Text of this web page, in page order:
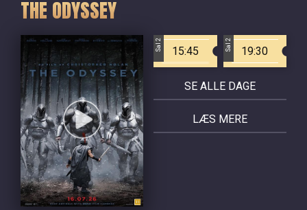
THE ODYSSEY
Sal 2 15:45 Sal 2 19:30
SE ALLE DAGE
LÆS MERE